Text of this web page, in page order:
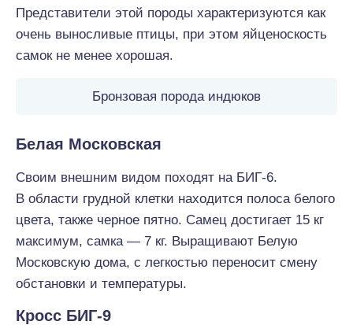
Представители этой породы характеризуются как
очень выносливые птицы, при этом яйценоскость
самок не менее хорошая.
Бронзовая порода индюков
Белая Московская
Своим внешним видом походят на БИГ-6.
В области грудной клетки находится полоса белого
цвета, также черное пятно. Самец достигает 15 кг
максимум, самка — 7 кг. Выращивают Белую
Московскую дома, с легкостью переносит смену
обстановки и температуры.
Кросс БИГ-9